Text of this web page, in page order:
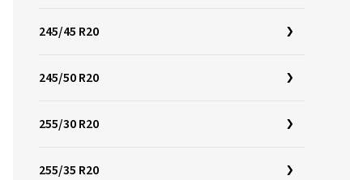
245/45 R20
245/50 R20
255/30 R20
255/35 R20